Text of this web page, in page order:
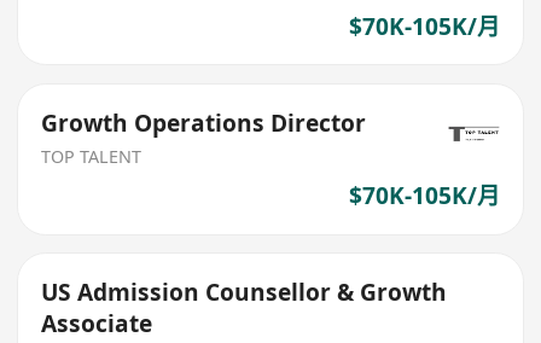
$70K-105K/月
Growth Operations Director
TOP TALENT
$70K-105K/月
US Admission Counsellor & Growth
Associate